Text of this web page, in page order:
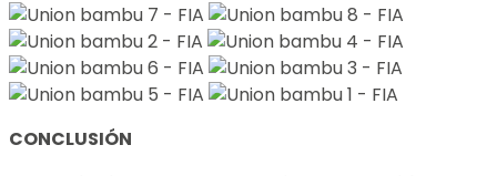
CONCLUSIÓN